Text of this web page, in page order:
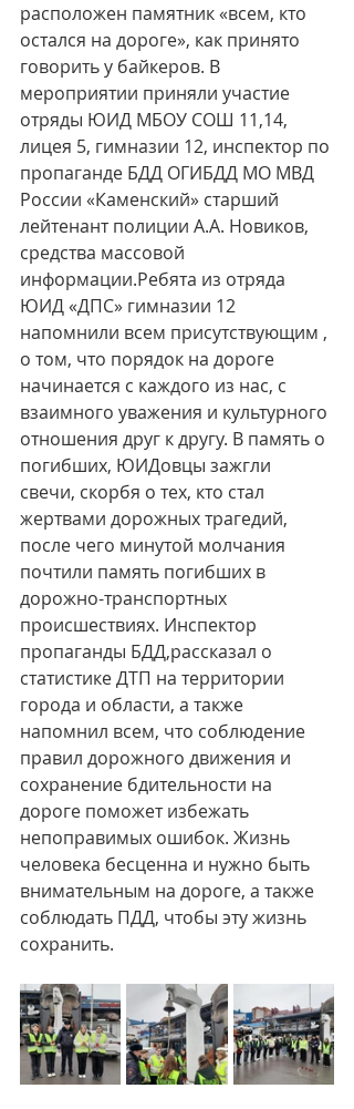
расположен памятник «всем, кто
остался на дороге», как принято
говорить у байкеров. В
мероприятии приняли участие
отряды ЮИД МБОУ СОШ 11,14,
лицея 5, гимназии 12, инспектор по
пропаганде БДД ОГИБДД МО МВД
России «Каменский» старший
лейтенант полиции А.А. Новиков,
средства массовой
информации.Ребята из отряда
ЮИД «ДПС» гимназии 12
напомнили всем присутствующим ,
о том, что порядок на дороге
начинается с каждого из нас, с
взаимного уважения и культурного
отношения друг к другу. В память о
погибших, ЮИДовцы зажгли
свечи, скорбя о тех, кто стал
жертвами дорожных трагедий,
после чего минутой молчания
почтили память погибших в
дорожно-транспортных
происшествиях. Инспектор
пропаганды БДД,рассказал о
статистике ДТП на территории
города и области, а также
напомнил всем, что соблюдение
правил дорожного движения и
сохранение бдительности на
дороге поможет избежать
непоправимых ошибок. Жизнь
человека бесценна и нужно быть
внимательным на дороге, а также
соблюдать ПДД, чтобы эту жизнь
сохранить.